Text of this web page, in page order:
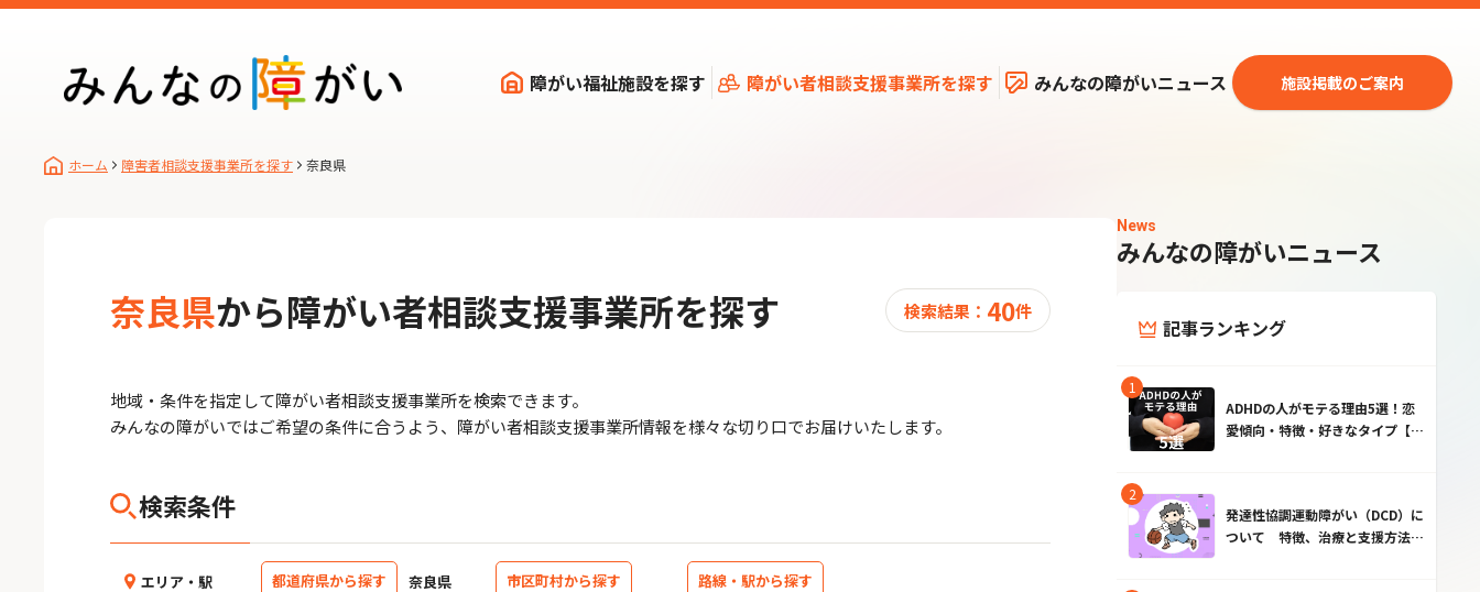
障がい福祉施設を探す 障がい者相談支援事業所を探す みんなの障がいニュース 施設掲載のご案内
ホーム 障害者相談支援事業所を探す 奈良県
奈良県から障がい者相談支援事業所を探す 検索結果： 40件
地域・条件を指定して障がい者相談支援事業所を検索できます。
みんなの障がいではご希望の条件に合うよう、障がい者相談支援事業所情報を様々な切り口でお届けいたします。
検索条件
エリア・駅 都道府県から探す 奈良県 市区町村から探す 路線・駅から探す
News
みんなの障がいニュース
記事ランキング
ADHDの人がモテる理由5選！恋
愛傾向・特徴・好きなタイプ【男
発達性協調運動障がい（DCD）に
ついて 特徴、治療と支援方法と